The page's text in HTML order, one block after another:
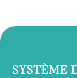
SYSTÈME